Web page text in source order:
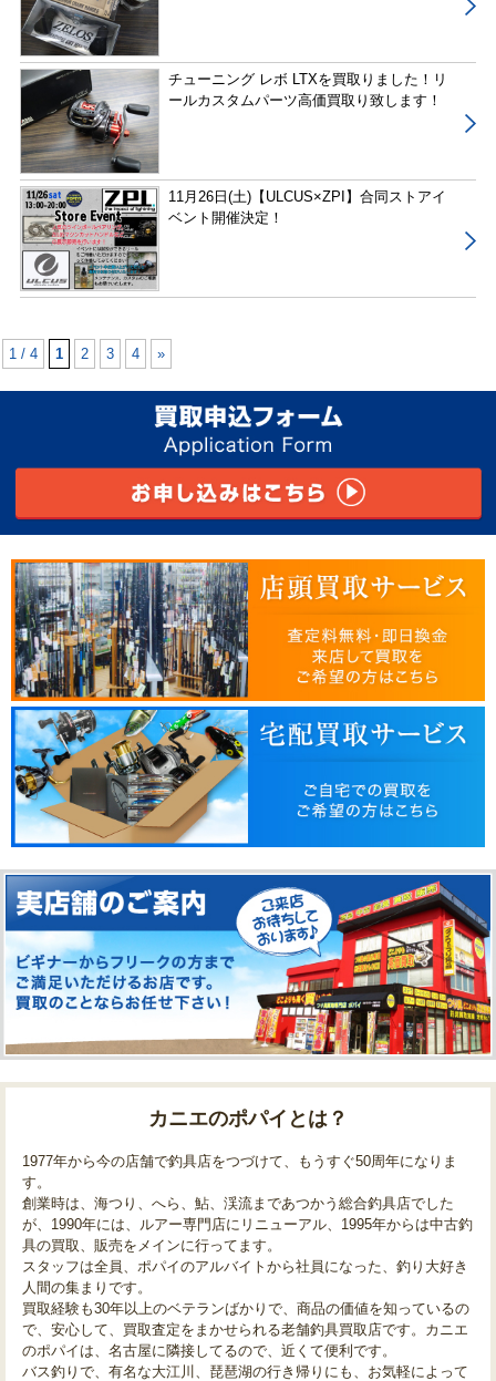
チューニング レボ LTXを買取りました！リ
ールカスタムパーツ高価買取り致します！
11月26日(土)【ULCUS×ZPI】合同ストアイ
ベント開催決定！
1 / 4 1 2 3 4 »
カニエのポパイとは？
1977年から今の店舗で釣具店をつづけて、もうすぐ50周年になりま
す。
創業時は、海つり、へら、鮎、渓流まであつかう総合釣具店でした
が、1990年には、ルアー専門店にリニューアル、1995年からは中古釣
具の買取、販売をメインに行ってます。
スタッフは全員、ポパイのアルバイトから社員になった、釣り大好き
人間の集まりです。
買取経験も30年以上のベテランばかりで、商品の価値を知っているの
で、安心して、買取査定をまかせられる老舗釣具買取店です。カニエ
のポパイは、名古屋に隣接してるので、近くて便利です。
バス釣りで、有名な大江川、琵琶湖の行き帰りにも、お気軽によって